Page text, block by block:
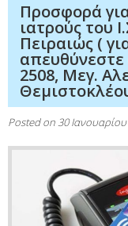
Προσφορά
ιατρούς του
Πειραιώς (
2508, Μεγ.
Posted on30